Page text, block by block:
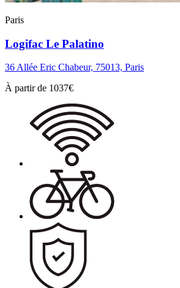
Paris
Logifac Le Palatino
36 Allée Eric Chabeur, 75013, Paris
À partir de 1037€